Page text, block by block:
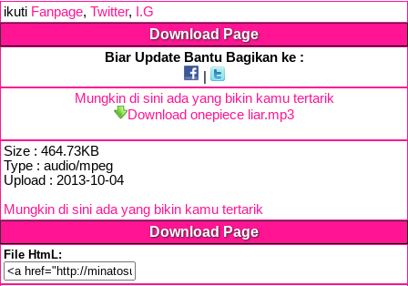
ikuti Fanpage, Twitter, I.G
Download Page
Biar Update Bantu Bagikan ke :
Mungkin di sini ada yang bikin kamu tertarik
Download onepiece liar.mp3
Size : 464.73KB
Type : audio/mpeg
Upload : 2013-10-04
Mungkin di sini ada yang bikin kamu tertarik
Download Page
File HtmL: